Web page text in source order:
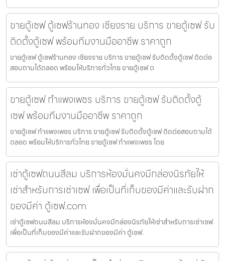
ขายตู้เซฟ ตู้เซฟร้านทอง เชียงราย บริการ ขายตู้เซฟ รับ
ติดตั้งตู้เซฟ พร้อมทีมงานมืออาชีพ ราคาถูก
ขายตู้เซฟ ตู้เซฟร้านทอง เชียงราย บริการ ขายตู้เซฟ รับติดตั้งตู้เซฟ ติดต่อ
สอบถามได้ตลอด พร้อมให้บริการทั่วไทย ขายตู้เซฟ ต
ขายตู้เซฟ กำแพงเพชร บริการ ขายตู้เซฟ รับติดตั้งตู้
เซฟ พร้อมทีมงานมืออาชีพ ราคาถูก
ขายตู้เซฟ กำแพงเพชร บริการ ขายตู้เซฟ รับติดตั้งตู้เซฟ ติดต่อสอบถามได้
ตลอด พร้อมให้บริการทั่วไทย ขายตู้เซฟ กำแพงเพชร โดย
เช่าตู้เซฟถนนสีลม บริการห้องมั่นคงมีกล่องนิรภัยให้
เช่าสำหรับการเช่าเซฟ เพื่อเป็นที่เก็บของมีค่าและรับฝาก
ของมีค่า ตู้เซฟ.com
เช่าตู้เซฟถนนสีลม บริการห้องมั่นคงมีกล่องนิรภัยให้เช่าสำหรับการเช่าเซฟ
เพื่อเป็นที่เก็บของมีค่าและรับฝากของมีค่า ตู้เซฟ.